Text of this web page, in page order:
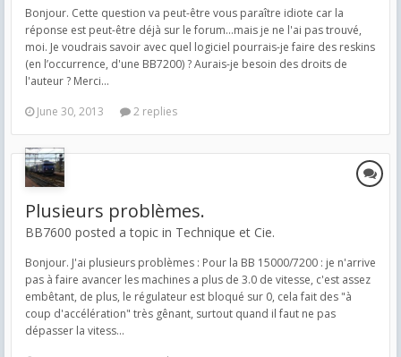
Bonjour. Cette question va peut-être vous paraître idiote car la
réponse est peut-être déjà sur le forum...mais je ne l'ai pas trouvé,
moi. Je voudrais savoir avec quel logiciel pourrais-je faire des reskins
(en l’occurrence, d'une BB7200) ? Aurais-je besoin des droits de
l'auteur ? Merci...
June 30, 2013
2 replies
Plusieurs problèmes.
BB7600 posted a topic in Technique et Cie.
Bonjour. J'ai plusieurs problèmes : Pour la BB 15000/7200 : je n'arrive
pas à faire avancer les machines a plus de 3.0 de vitesse, c'est assez
embêtant, de plus, le régulateur est bloqué sur 0, cela fait des "à
coup d'accélération" très gênant, surtout quand il faut ne pas
dépasser la vitess...